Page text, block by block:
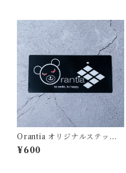
Orantia オリジナルステッカ
ー：WARUくま
¥600